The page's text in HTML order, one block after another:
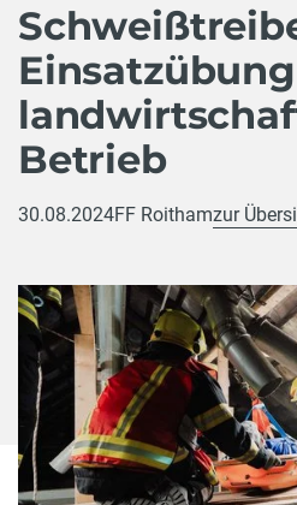
Betrieb
30.08.2024FF Roithamzur